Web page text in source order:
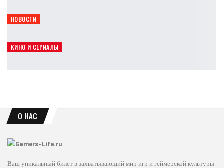
НОВОСТИ
Ghost Recon Wildlands и Breakpoint отдают со скидкой 95%
КИНО И СЕРИАЛЫ
Кит Коннор может сыграть Циклопа в новых «Людях Икс»
О НАС
Ваш уникальный билет в захватывающий мир игр и геймерской культуры!